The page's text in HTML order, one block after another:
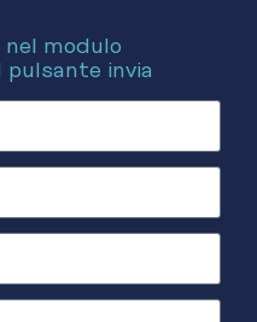
modulo
invia